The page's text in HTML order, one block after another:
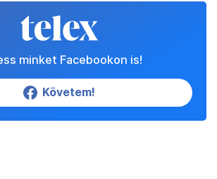
minket Facebookon is!
Követem!